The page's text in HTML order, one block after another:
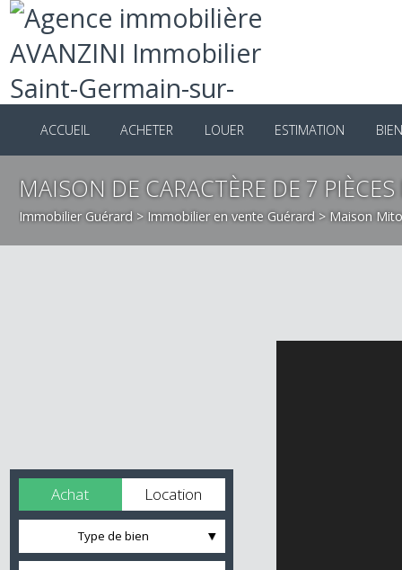
ACCUEIL ACHETER LOUER ESTIMATION
MAISON DE CARACTÈRE DE 7
Immobilier Guérard >Immobilier en vente Guérard >Maison
Achat Location
Type de bien